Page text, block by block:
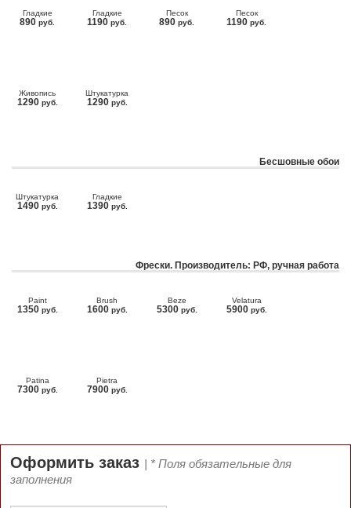
Гладкие
890 руб.
Гладкие
1190 руб.
Песок
890 руб.
Песок
1190 руб.
Живопись
1290 руб.
Штукатурка
1290 руб.
Бесшовные обои
Штукатурка
1490 руб.
Гладкие
1390 руб.
Фрески. Производитель: РФ, ручная работа
Paint
1350 руб.
Brush
1600 руб.
Beze
5300 руб.
Velatura
5900 руб.
Patina
7300 руб.
Pietra
7900 руб.
Оформить заказ | * Поля обязательные для
заполнения